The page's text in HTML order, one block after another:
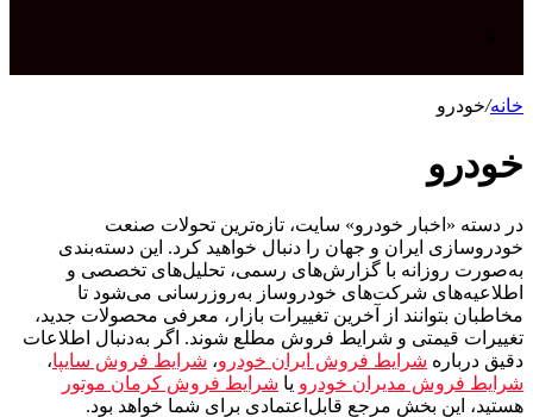
برای خانه/خودرو
خودرو
در دسته «اخبار خودرو» سایت، تازه‌ترین تحولات صنعت
خودروسازی ایران و جهان را دنبال خواهید کرد. این دسته‌بندی
به‌صورت روزانه با گزارش‌های رسمی، تحلیل‌های تخصصی و
اطلاعیه‌های شرکت‌های خودروساز به‌روزرسانی می‌شود تا
مخاطبان بتوانند از آخرین تغییرات بازار، معرفی محصولات جدید،
تغییرات قیمتی و شرایط فروش مطلع شوند. اگر به‌دنبال اطلاعات
دقیق درباره شرایط فروش ایران خودرو، شرایط فروش سایپا،
شرایط فروش مدیران خودرو یا شرایط فروش کرمان موتور
هستید، این بخش مرجع قابل‌اعتمادی برای شما خواهد بود.